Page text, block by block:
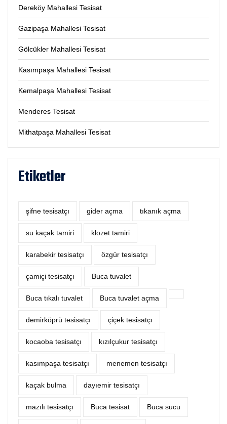
Dereköy Mahallesi Tesisat
Gazipaşa Mahallesi Tesisat
Gölcükler Mahallesi Tesisat
Kasımpaşa Mahallesi Tesisat
Kemalpaşa Mahallesi Tesisat
Menderes Tesisat
Mithatpaşa Mahallesi Tesisat
Etiketler
şifne tesisatçı ‎gider açma tıkanık açma
su kaçak tamiri klozet tamiri
karabekir tesisatçı özgür tesisatçı
çamiçi tesisatçı Buca tuvalet
Buca tıkalı tuvalet Buca tuvalet açma
demirköprü tesisatçı çiçek tesisatçı
kocaoba tesisatçı kızılçukur tesisatçı
kasımpaşa tesisatçı menemen tesisatçı
kaçak bulma dayıemir tesisatçı
mazılı tesisatçı Buca tesisat Buca sucu